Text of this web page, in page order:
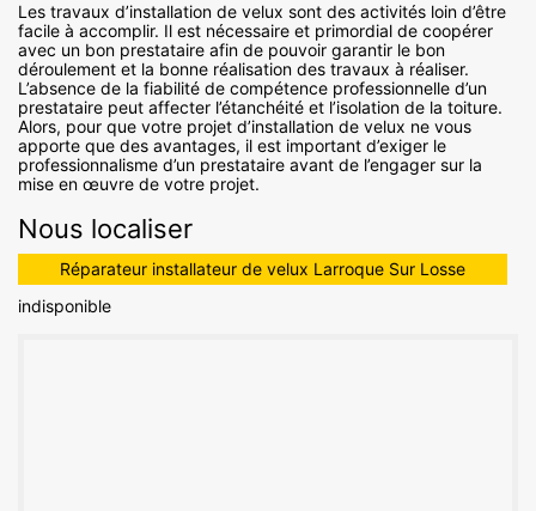
Les travaux d’installation de velux sont des activités loin d’être
facile à accomplir. Il est nécessaire et primordial de coopérer
avec un bon prestataire afin de pouvoir garantir le bon
déroulement et la bonne réalisation des travaux à réaliser.
L’absence de la fiabilité de compétence professionnelle d’un
prestataire peut affecter l’étanchéité et l’isolation de la toiture.
Alors, pour que votre projet d’installation de velux ne vous
apporte que des avantages, il est important d’exiger le
professionnalisme d’un prestataire avant de l’engager sur la
mise en œuvre de votre projet.
Nous localiser
Réparateur installateur de velux Larroque Sur Losse
indisponible